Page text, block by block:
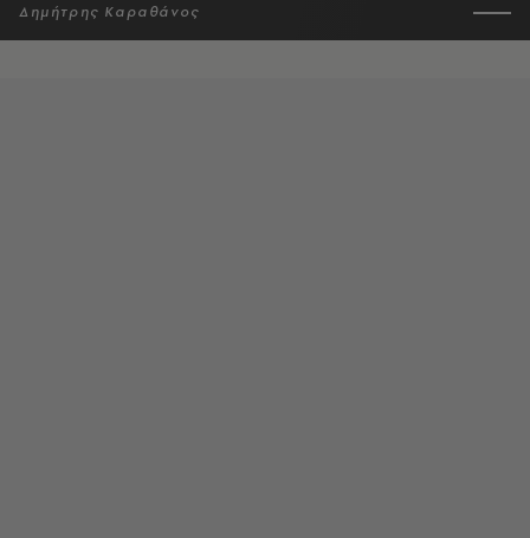
Δημήτρης Καραθάνος